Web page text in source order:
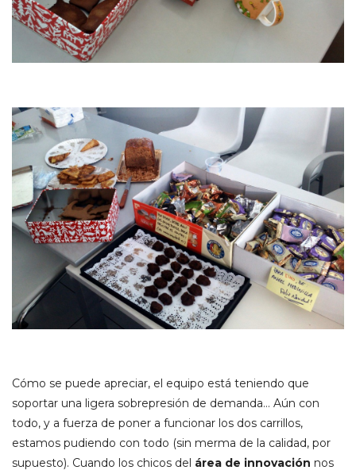
Cómo se puede apreciar, el equipo está teniendo que
soportar una ligera sobrepresión de demanda… Aún con
todo, y a fuerza de poner a funcionar los dos carrillos,
estamos pudiendo con todo (sin merma de la calidad, por
supuesto). Cuando los chicos del área de innovación nos